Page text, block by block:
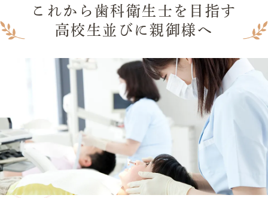
これから歯科衛生士を目指す
高校生並びに親御様へ